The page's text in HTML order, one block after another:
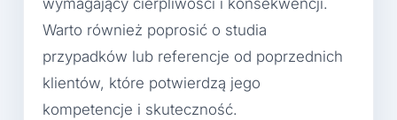
Warto również poprosić o studia
przypadków lub referencje od poprzednich
klientów, które potwierdzą jego
kompetencje i skuteczność.